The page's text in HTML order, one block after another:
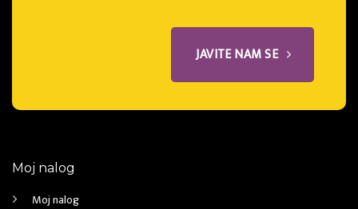
JAVITE NAM SE
Moj nalog
Moj nalog